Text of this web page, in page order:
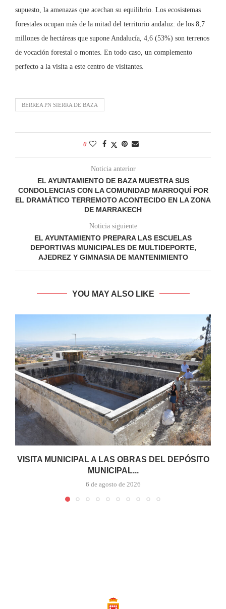
supuesto, la amenazas que acechan su equilibrio. Los ecosistemas
forestales ocupan más de la mitad del territorio andaluz: de los 8,7
millones de hectáreas que supone Andalucía, 4,6 (53%) son terrenos
de vocación forestal o montes. En todo caso, un complemento
perfecto a la visita a este centro de visitantes.
BERREA PN SIERRA DE BAZA
0
Noticia anterior
EL AYUNTAMIENTO DE BAZA MUESTRA SUS
CONDOLENCIAS CON LA COMUNIDAD MARROQUÍ POR
EL DRAMÁTICO TERREMOTO ACONTECIDO EN LA ZONA
DE MARRAKECH
Noticia siguiente
EL AYUNTAMIENTO PREPARA LAS ESCUELAS
DEPORTIVAS MUNICIPALES DE MULTIDEPORTE,
AJEDREZ Y GIMNASIA DE MANTENIMIENTO
YOU MAY ALSO LIKE
VISITA MUNICIPAL A LAS OBRAS DEL DEPÓSITO
MUNICIPAL...
6 de agosto de 2026